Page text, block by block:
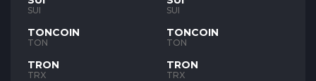
SUI
TONCOIN
TON
TRON
TRX
SUI
TONCOIN
TON
TRON
TRX